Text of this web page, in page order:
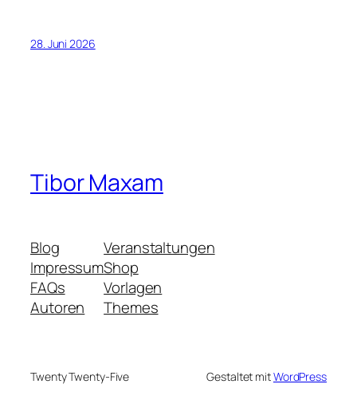
28. Juni 2026
Tibor Maxam
Blog
Impressum
FAQs
Autoren
Veranstaltungen
Shop
Vorlagen
Themes
Twenty Twenty-Five Gestaltet mitWordPress